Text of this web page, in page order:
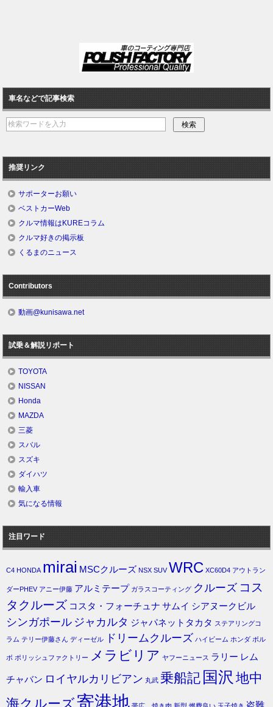
車名などで記事検索
推奨リンク
サポーターお願い
ベストカーWeb
クルマ情報はKUREコラム
クルマ好きの掲示板
くるまのニュース
Contributors
動画@kunisawa.net
試乗＆解説リポート
TOYOTA
NISSAN
Honda
MAZDA
三菱
スバル
スズキ
ダイハツ
輸入車
気になる情報
注目ワード
C4 HONDA mirai MSCクルーズ NSX SUV WRC XC60D4 アウトラン
ダーPHEV アニー伊藤 アルミテープ ガラスコーティング クルーズ コス
タクルーズ コスタ・フォーチュナ サムイ シアヌークビル
シンガポール ジャカルタ ジャパネットタカタ ステアリングコ
ラム テリー伊藤さん ディーゼル ドリームクルーズ ハイビーム ホンダ ボル
ボ ポリッシュファクトリー メラビリア ヤフーニュース ラリー レム
チャバン ロイヤルカリビアン 丸武 乗船記 国沢 地中
海クルーズ寄港地